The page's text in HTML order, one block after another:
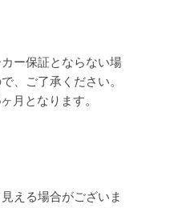
ー保証とならない場
、ご了承ください。
月となります。
える場合がございま